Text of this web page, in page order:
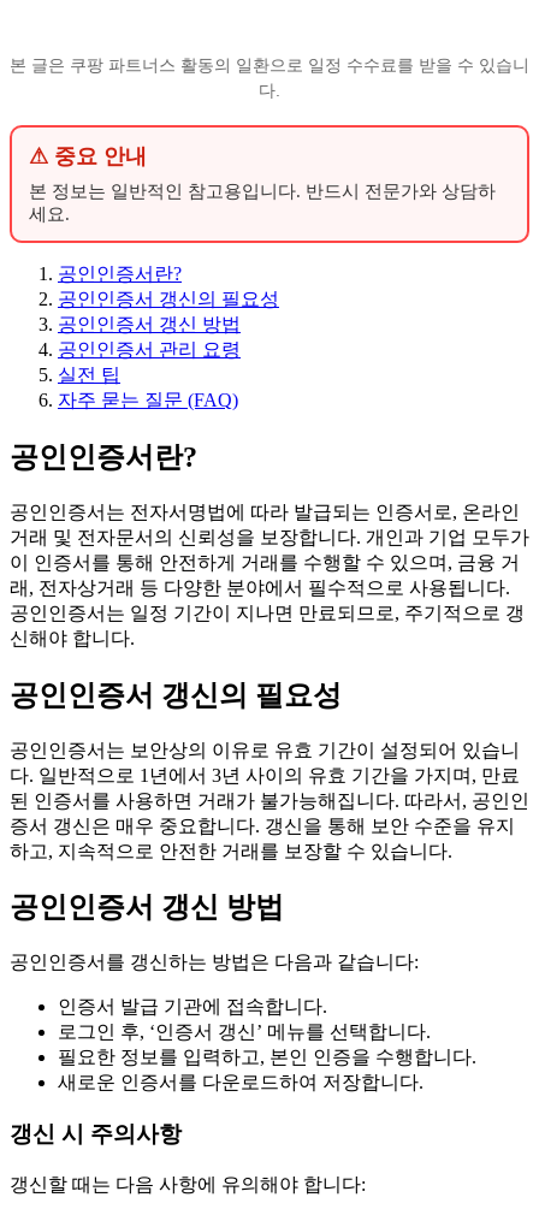
본 글은 쿠팡 파트너스 활동의 일환으로 일정 수수료를 받을 수 있습니
다.
⚠ 중요 안내
본 정보는 일반적인 참고용입니다. 반드시 전문가와 상담하
세요.
공인인증서란?
공인인증서 갱신의 필요성
공인인증서 갱신 방법
공인인증서 관리 요령
실전 팁
자주 묻는 질문 (FAQ)
공인인증서란?
공인인증서는 전자서명법에 따라 발급되는 인증서로, 온라인
거래 및 전자문서의 신뢰성을 보장합니다. 개인과 기업 모두가
이 인증서를 통해 안전하게 거래를 수행할 수 있으며, 금융 거
래, 전자상거래 등 다양한 분야에서 필수적으로 사용됩니다.
공인인증서는 일정 기간이 지나면 만료되므로, 주기적으로 갱
신해야 합니다.
공인인증서 갱신의 필요성
공인인증서는 보안상의 이유로 유효 기간이 설정되어 있습니
다. 일반적으로 1년에서 3년 사이의 유효 기간을 가지며, 만료
된 인증서를 사용하면 거래가 불가능해집니다. 따라서, 공인인
증서 갱신은 매우 중요합니다. 갱신을 통해 보안 수준을 유지
하고, 지속적으로 안전한 거래를 보장할 수 있습니다.
공인인증서 갱신 방법
공인인증서를 갱신하는 방법은 다음과 같습니다:
인증서 발급 기관에 접속합니다.
로그인 후, ‘인증서 갱신’ 메뉴를 선택합니다.
필요한 정보를 입력하고, 본인 인증을 수행합니다.
새로운 인증서를 다운로드하여 저장합니다.
갱신 시 주의사항
갱신할 때는 다음 사항에 유의해야 합니다: